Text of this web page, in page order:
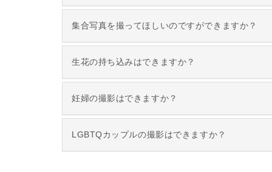
集合写真を撮ってほしいのですができますか？
生花の持ち込みはできますか？
妊婦の撮影はできますか？
LGBTQカップルの撮影はできますか？